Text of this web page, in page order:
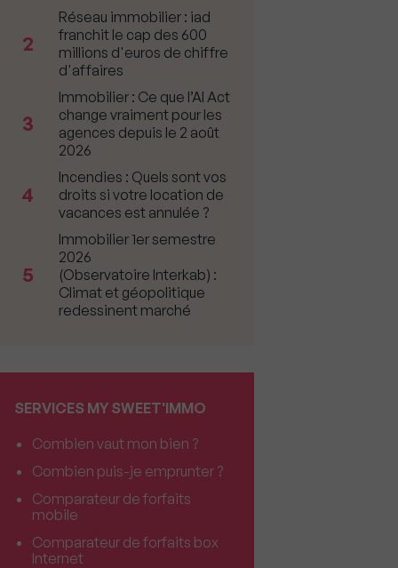
2
Réseau immobilier : iad
franchit le cap des 600
millions d'euros de chiffre
d'affaires
3
Immobilier : Ce que l’AI Act
change vraiment pour les
agences depuis le 2 août
2026
4
Incendies : Quels sont vos
droits si votre location de
vacances est annulée ?
5
Immobilier 1er semestre
2026
(Observatoire Interkab) :
Climat et géopolitique
redessinent marché
SERVICES MY SWEET'IMMO
Combien vaut mon bien ?
Combien puis-je emprunter ?
Comparateur de forfaits
mobile
Comparateur de forfaits box
Internet